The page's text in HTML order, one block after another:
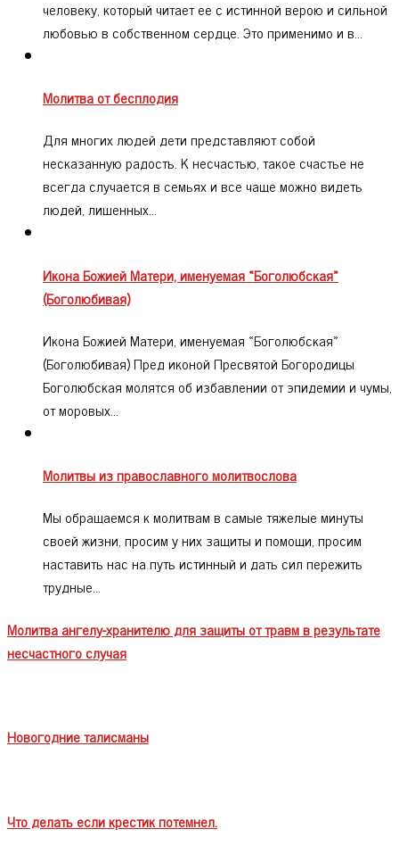
человеку, который читает ее с истинной верою и сильной
любовью в собственном сердце. Это применимо и в…
Молитва от бесплодия
Для многих людей дети представляют собой
несказанную радость. К несчастью, такое счастье не
всегда случается в семьях и все чаще можно видеть
людей, лишенных…
Икона Божией Матери, именуемая «Боголюбская»
(Боголюбивая)
Икона Божией Матери, именуемая «Боголюбская»
(Боголюбивая) Пред иконой Пресвятой Богородицы
Боголюбская молятся об избавлении от эпидемии и чумы,
от моровых…
Молитвы из православного молитвослова
Мы обращаемся к молитвам в самые тяжелые минуты
своей жизни, просим у них защиты и помощи, просим
наставить нас на путь истинный и дать сил пережить
трудные…
Молитва ангелу-хранителю для защиты от травм в результате
несчастного случая
Новогодние талисманы
Что делать если крестик потемнел.